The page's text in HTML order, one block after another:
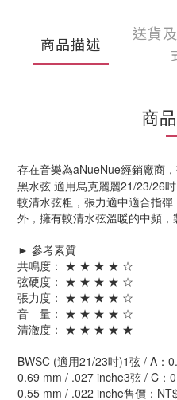
商品描述
送貨
商
存在音樂為aNueNue經銷廠商，
黑水弦 適用烏克麗麗21/23/26
較清水弦粗，張力適中適合指
外，擁有較清水弦溫暖的中頻，
► 參考素質
共鳴度： ★ ★ ★ ★ ☆
弦硬度： ★ ★ ★ ★ ☆
張力度： ★ ★ ★ ★ ☆
音 量： ★ ★ ★ ★ ☆
清澈度： ★ ★ ★ ★ ★
BWSC (適用21/23吋)1弦 / A：
0.69 mm / .027 inche3弦 / C：
0.55 mm / .022 inche售價：